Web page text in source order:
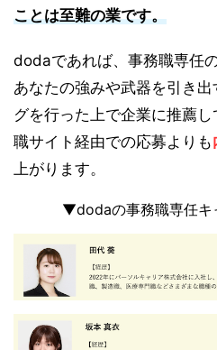
ことは至難の業です。
dodaであれば、事務職専任
あなたの強みや武器を引き
グを行った上で企業に推薦
職サイト経由での応募よりも
上がります。
▼dodaの事務職専任キ